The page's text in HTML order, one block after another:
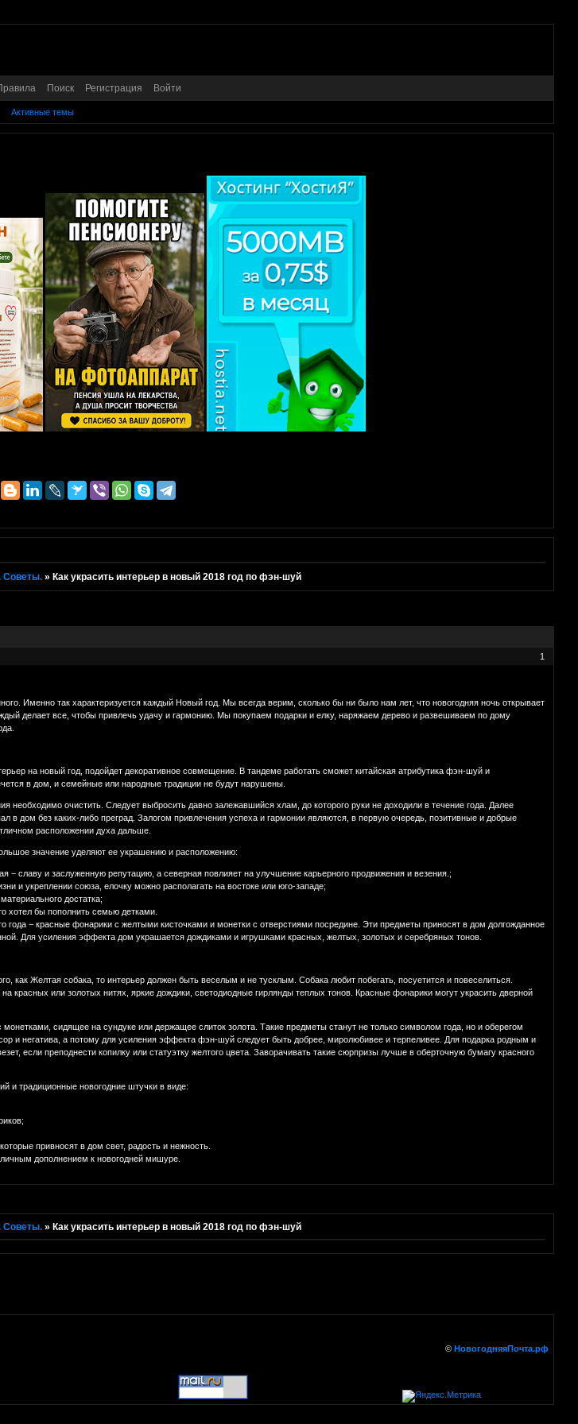
Поиск Регистрация Войти
Активные темы
Советы. » Как украсить интерьер в новый 2018 год по фэн-шуй
1
Именно так характеризуется каждый Новый год. Мы всегда верим, сколько бы ни было нам лет, что новогодняя ночь открывает
делает все, чтобы привлечь удачу и гармонию. Мы покупаем подарки и елку, наряжаем дерево и развешиваем по дому
на новый год, подойдет декоративное совмещение. В тандеме работать сможет китайская атрибутика фэн-шуй и
в дом, и семейные или народные традиции не будут нарушены.
очистить. Следует выбросить давно залежавшийся хлам, до которого руки не доходили в течение года. Далее
в дом без каких-либо преград. Залогом привлечения успеха и гармонии являются, в первую очередь, позитивные и добрые
расположении духа дальше.
значение уделяют ее украшению и расположению:
− славу и заслуженную репутацию, а северная повлияет на улучшение карьерного продвижения и везения.;
и укреплении союза, елочку можно располагать на востоке или юго-западе;
достатка;
хотел бы пополнить семью детками.
− красные фонарики с желтыми кисточками и монетки с отверстиями посредине. Эти предметы приносят в дом долгожданное
Для усиления эффекта дом украшается дождиками и игрушками красных, желтых, золотых и серебряных тонов.
как Желтая собака, то интерьер должен быть веселым и не тусклым. Собака любит побегать, посуетится и повеселиться.
красных или золотых нитях, яркие дождики, светодиодные гирлянды теплых тонов. Красные фонарики могут украсить дверной
сидящее на сундуке или держащее слиток золота. Такие предметы станут не только символом года, но и оберегом
и негатива, а потому для усиления эффекта фэн-шуй следует быть добрее, миролюбивее и терпеливее. Для подарка родным и
если преподнести копилку или статуэтку желтого цвета. Заворачивать такие сюрпризы лучше в оберточную бумагу красного
и традиционные новогодние штучки в виде:
привносят в дом свет, радость и нежность.
дополнением к новогодней мишуре.
Советы. » Как украсить интерьер в новый 2018 год по фэн-шуй
© НовогодняяПочта.рф